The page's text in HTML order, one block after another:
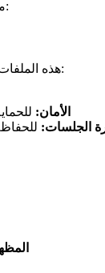
تستخدم eWasl ملفات الارتباط للأغراض التالية:
هذه الملفات ضرورية ليقوم الموقع بوظائفه بشكل صحيح:
الأمان:
الجلسات: